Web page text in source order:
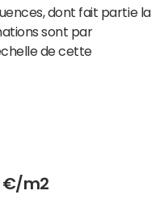
dont fait partie la
sont par
de cette
€/m2